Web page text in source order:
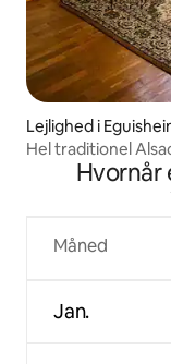
Lejlighed i
Hel traditionel
Hvornår
Måned
Jan.